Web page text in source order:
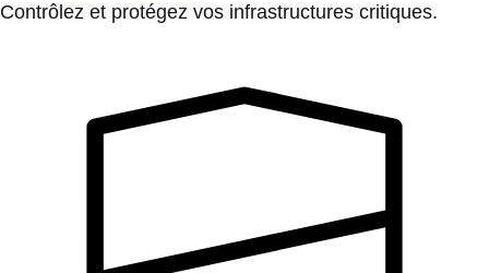
Contrôlez et protégez vos infrastructures critiques.